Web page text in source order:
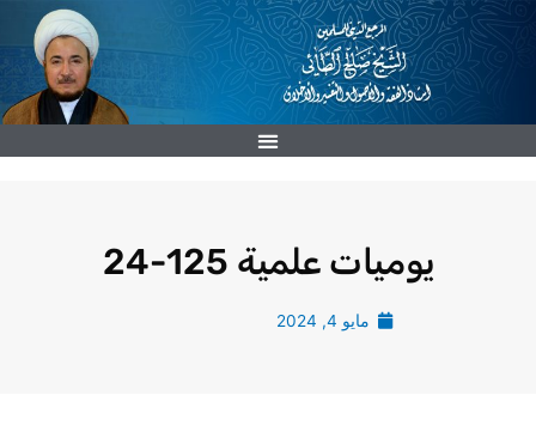
تخطي
يوميات علمية 125-24
مايو 4, 2024